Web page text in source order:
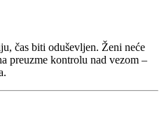
čas biti oduševljen. Ženi neće
preuzme kontrolu nad vezom –